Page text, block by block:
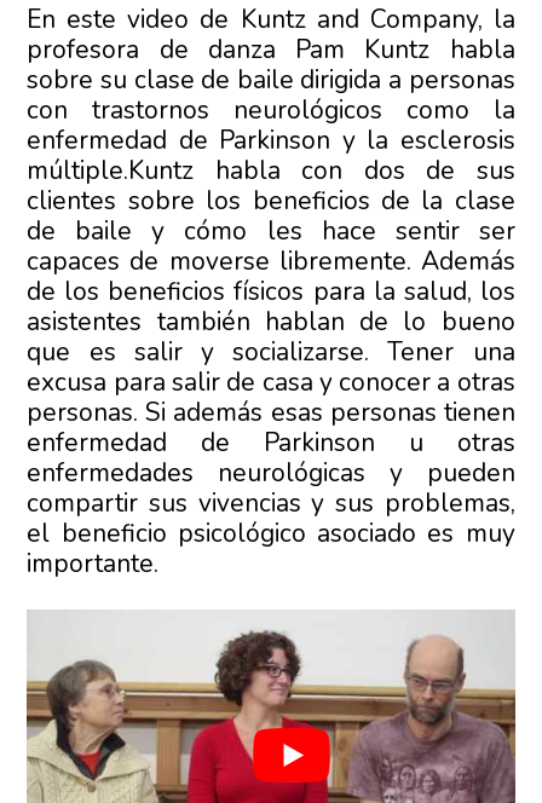
En este video de Kuntz and Company, la
profesora de danza Pam Kuntz habla
sobre su clase de baile dirigida a personas
con trastornos neurológicos como la
enfermedad de Parkinson y la esclerosis
múltiple.Kuntz habla con dos de sus
clientes sobre los beneficios de la clase
de baile y cómo les hace sentir ser
capaces de moverse libremente. Además
de los beneficios físicos para la salud, los
asistentes también hablan de lo bueno
que es salir y socializarse. Tener una
excusa para salir de casa y conocer a otras
personas. Si además esas personas tienen
enfermedad de Parkinson u otras
enfermedades neurológicas y pueden
compartir sus vivencias y sus problemas,
el beneficio psicológico asociado es muy
importante.